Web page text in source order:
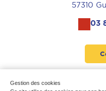
Gestion des cookies
57310
03